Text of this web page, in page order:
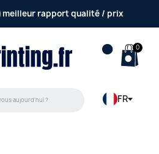
meilleur rapport qualité / prix
FR